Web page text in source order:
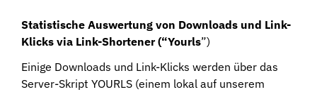
Statistische Auswertung von Downloads und Link-
Klicks via Link-Shortener (“Yourls”)
Einige Downloads und Link-Klicks werden über das
Server-Skript YOURLS (einem lokal auf unserem